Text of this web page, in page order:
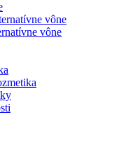
vône
vône